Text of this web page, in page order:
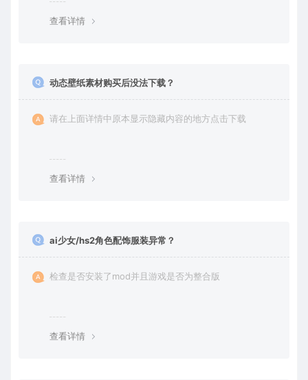
查看详情
动态壁纸素材购买后没法下载？
请在上面详情中原本显示隐藏内容的地方点击下载
查看详情
ai少女/hs2角色配饰服装异常？
检查是否安装了mod并且游戏是否为整合版
查看详情